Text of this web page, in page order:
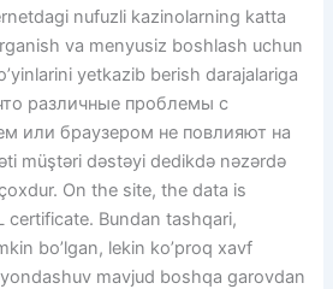
nufuzli kazinolarning katta
va menyusiz boshlash uchun
yetkazib berish darajalariga
различные проблемы с
или браузером не повлияют на
müştəri dəstəyi dedikdə nəzərdə
On the site, the data is
certificate. Bundan tashqari,
bo’lgan, lekin ko’proq xavf
mavjud boshqa garovdan